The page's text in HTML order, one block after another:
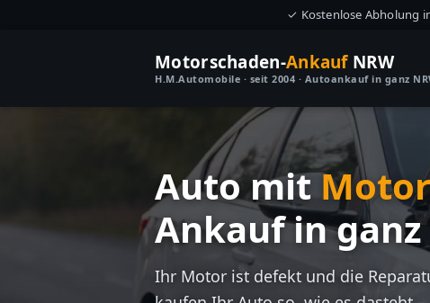
✓ Kostenlose Abholung
Motorschaden-AnkaufNRW
H.M.Automobile · seit 2004 · Autoankauf in ganz
Auto mit
Ankauf in ganz
Ihr Motor ist defekt und die